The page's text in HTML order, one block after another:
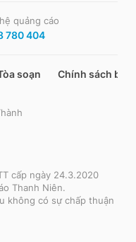
quảng cáo
780 404
soạn Chính sách bảo
cấp ngày 24.3.2020
Thanh Niên.
không có sự chấp thuận